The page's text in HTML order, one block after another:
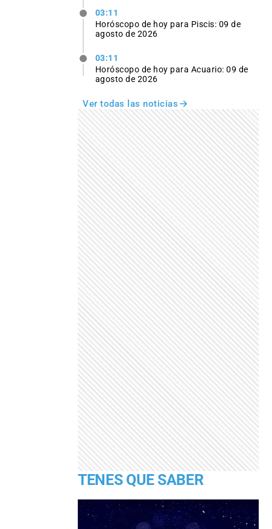
03:11
Horóscopo de hoy para Piscis: 09 de
agosto de 2026
03:11
Horóscopo de hoy para Acuario: 09 de
agosto de 2026
Ver todas las noticias
TENES QUE SABER